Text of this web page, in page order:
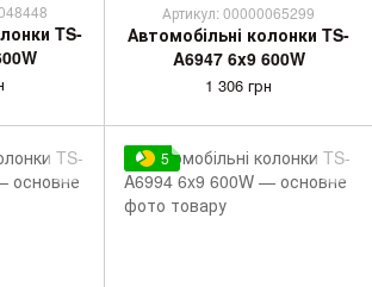
TS-
Артикул: 00000065299
Автомобільні колонки TS-
A6947 6x9 600W
1 306 грн
5